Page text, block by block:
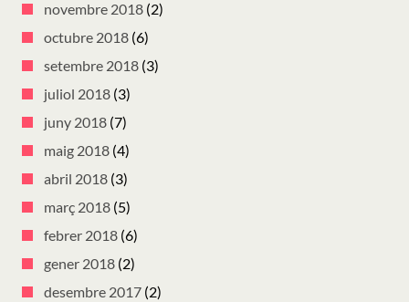
novembre 2018 (2)
octubre 2018 (6)
setembre 2018 (3)
juliol 2018 (3)
juny 2018 (7)
maig 2018 (4)
abril 2018 (3)
març 2018 (5)
febrer 2018 (6)
gener 2018 (2)
desembre 2017 (2)